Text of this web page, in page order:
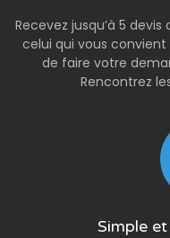
Recevez jusqu’à 5
celui qui vous convient
de faire votre
Rencontrez
Simple